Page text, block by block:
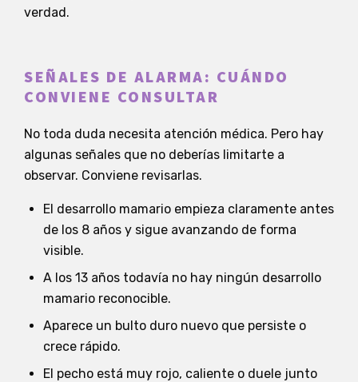
verdad.
SEÑALES DE ALARMA: CUÁNDO
CONVIENE CONSULTAR
No toda duda necesita atención médica. Pero hay
algunas señales que no deberías limitarte a
observar. Conviene revisarlas.
El desarrollo mamario empieza claramente antes
de los 8 años y sigue avanzando de forma
visible.
A los 13 años todavía no hay ningún desarrollo
mamario reconocible.
Aparece un bulto duro nuevo que persiste o
crece rápido.
El pecho está muy rojo, caliente o duele junto